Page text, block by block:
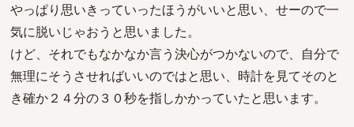
やっぱり思いきっていったほうがいいと思い、せーので一
気に脱いじゃおうと思いました。
けど、それでもなかなか言う決心がつかないので、自分で
無理にそうさせればいいのではと思い、時計を見てそのと
き確か２４分の３０秒を指しかかっていたと思います。